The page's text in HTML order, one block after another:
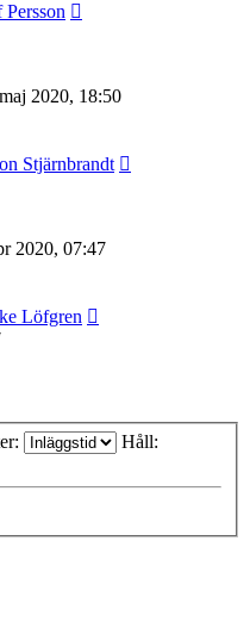
2020, 18:50
Stjärnbrandt
2020, 07:47
Löfgren
Håll: